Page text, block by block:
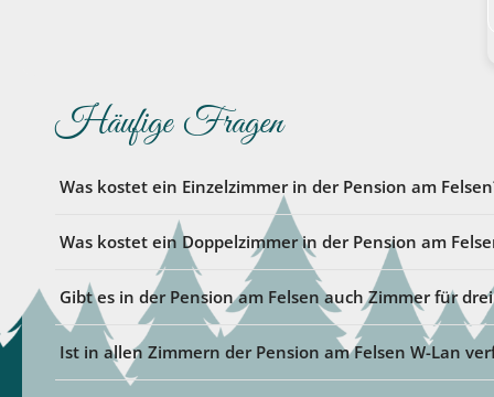
Häufige Fragen
Was kostet ein Einzelzimmer in der Pension am
Was kostet ein Doppelzimmer in der Pension am
Gibt es in der Pension am Felsen auch Zimmer für
Ist in allen Zimmern der Pension am Felsen W-Lan